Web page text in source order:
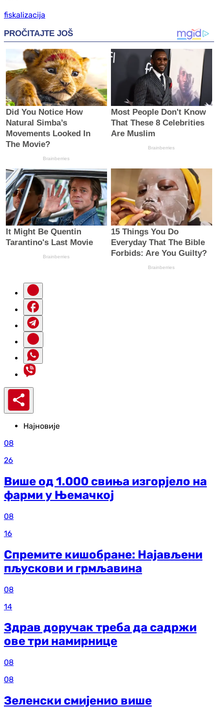
fiskalizacija
Најновије
08
26
Више од 1.000 свиња изгорјело на
фарми у Њемачкој
08
16
Спремите кишобране: Најављени
пљускови и грмљавина
08
14
Здрав доручак треба да садржи
ове три намирнице
08
08
Зеленски смијенио више